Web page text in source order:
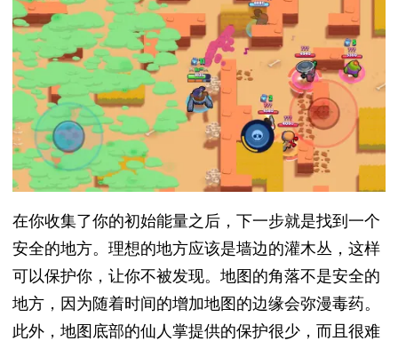
在你收集了你的初始能量之后，下一步就是找到一个
安全的地方。理想的地方应该是墙边的灌木丛，这样
可以保护你，让你不被发现。地图的角落不是安全的
地方，因为随着时间的增加地图的边缘会弥漫毒药。
此外，地图底部的仙人掌提供的保护很少，而且很难